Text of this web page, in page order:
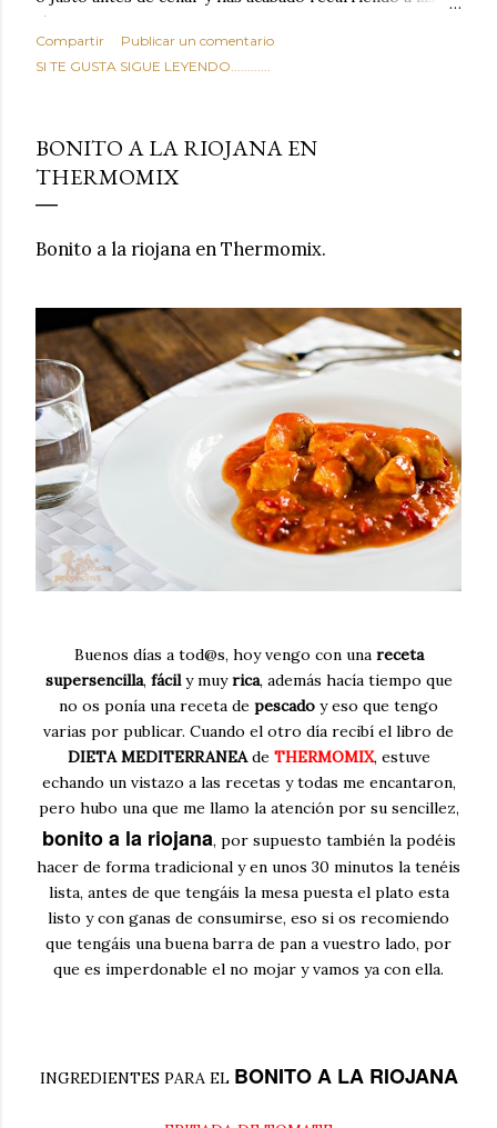
típicas patatas de bolsa, frutos secos fritos o snacks
ultraprocesados llenos de grasas saturadas y sodio?
Todos hemos estado ahí. Sin embargo, cuidarse no tiene
satisface. Estas alubias crujientes al horno van a cambiar
por completo tu forma de ver las legumbres. Olvídate de
asociar las alubias únicamente a los guisos tradicionales y
revolucionaria, transformaremos un ingrediente tan
dorado, cargado de proteína y 100% natural. Es el
sustituto perfecto a los frutos se...
Compartir
Publicar un comentario
SI TE GUSTA SIGUE LEYENDO............
BONITO A LA RIOJANA EN
THERMOMIX
Bonito a la riojana en Thermomix.
Buenos días a tod@s, hoy vengo con una receta
supersencilla, fácily muyrica, además hacía tiempo que
no os ponía una receta de pescado y eso que tengo
varias por publicar. Cuando el otro día recibí el libro de
DIETA MEDITERRANEAde THERMOMIX, estuve
echando un vistazo a las recetas y todas me encantaron,
pero hubo una que me llamo la atención por su sencillez,
bonito a la riojana, por supuesto también la podéis
hacer de forma tradicional y en unos 30 minutos la tenéis
lista, antes de que tengáis la mesa puesta el plato esta
listo y con ganas de consumirse, eso si os recomiendo
que tengáis una buena barra de pan a vuestro lado, por
que es imperdonable el no mojar y vamos ya con ella.
INGREDIENTES PARA EL BONITO A LA RIOJANA